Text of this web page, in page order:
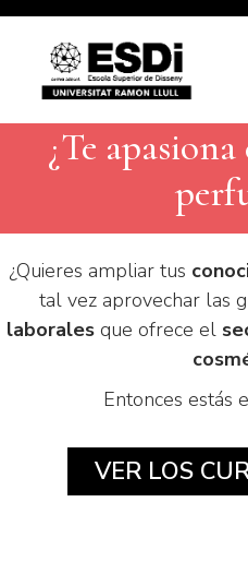
¿Te
¿Quieres ampliar tus
tal vez aprovechar las
laboralesque ofrece el
Entonces estás
VER LOS